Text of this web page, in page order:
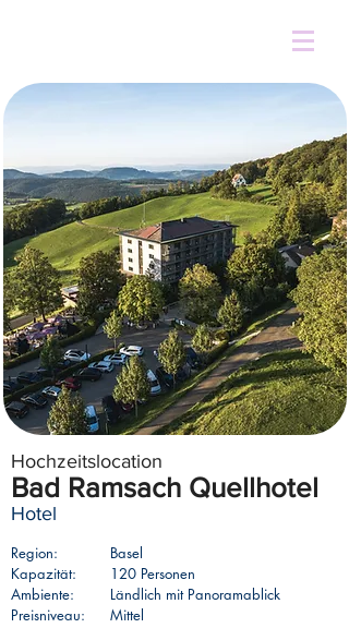
Hochzeitslocation
Bad Ramsach Quellhotel
Hotel
Region:
Basel
Kapazität:
120 Personen
Ambiente:
Ländlich mit Panoramablick
Preisniveau:
Mittel